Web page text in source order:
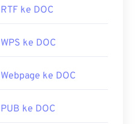
RTF ke DOC
WPS ke DOC
Webpage ke DOC
PUB ke DOC